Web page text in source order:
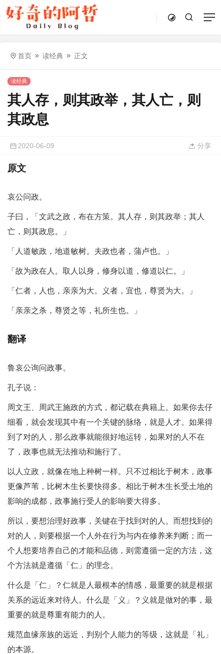
首页 读经典 正文
读经典
其人存，则其政举，其人亡，则
其政息
2020-06-09 分享
原文
哀公问政。
子曰，「文武之政，布在方策。其人存，则其政举；其人
亡，则其政息。」
「人道敏政，地道敏树。夫政也者，蒲卢也。」
「故为政在人。取人以身，修身以道，修道以仁。」
「仁者，人也，亲亲为大。义者，宜也，尊贤为大。」
「亲亲之杀，尊贤之等，礼所生也。」
翻译
鲁哀公询问政事。
孔子说：
周文王、周武王施政的方式，都记载在典籍上。如果你去仔
细看，就会发现其中有一个关键的脉络，就是人才。如果得
到了对的人，那么政事就能很好地运转，如果对的人不在
了，政事也就无法推动和施行了。
以人立政，就像在地上种树一样。只不过相比于树木，政事
更像芦苇，比树木生长要快得多。相比于树木生长受土地的
影响的成都，政事施行受人的影响要大得多。
所以，要想治理好政事，关键在于找到对的人。而想找到的
对的人，则要根据一个人外在行为与内在修养来判断；而一
个人想要培养自己的才能和品德，则需遵循一定的方法，这
个方法就是遵循「仁」的理念。
什么是「仁」？仁就是人最根本的情感，最重要的就是根据
关系的远近来对待人。什么是「义」？义就是做对的事，最
重要的就是尊重有能力的人。
规范血缘亲族的远近，判别个人能力的等级，这就是「礼」
的本源。